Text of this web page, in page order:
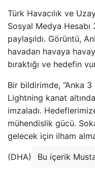
Türk Havacılık ve
Sosyal Medya
paylaşıldı. Görüntü,
havadan havaya
bıraktığı ve hedefin
Bir bildirimde, “Anka
Lightning kanat
imzaladı.
mühendislik gücü.
gelecek için ilham
(DHA) Bu içerik